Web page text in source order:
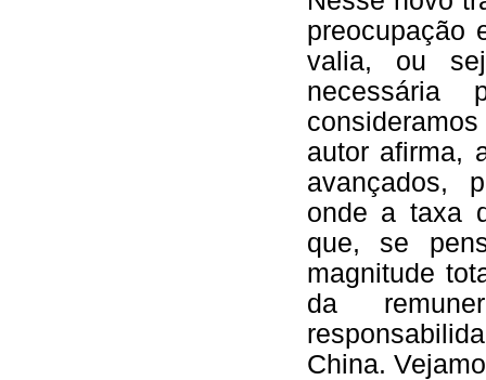
preocupação
valia, ou
necessária
autor afirma,
avançados,
onde a taxa
que, se
magnitude
da
China.